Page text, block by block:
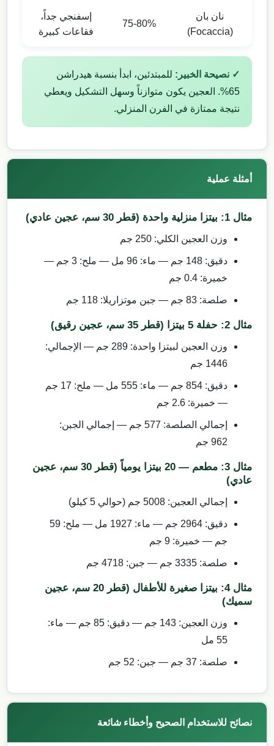
نان بان
(Focaccia)
75-80%
إسفنجي جداً،
فقاعات كبيرة
✓ نصيحة الخبير: للمبتدئين، ابدأ بنسبة هيدراشن
65%. العجين يكون متوازناً وسهل التشكيل ويعطي
نتيجة ممتازة في الفرن المنزلي.
أمثلة عملية
مثال 1: بيتزا منزلية واحدة (قطر 30 سم، عجين عادي)
وزن العجين الكلي: 250 جم
دقيق: 148 جم — ماء: 96 مل — ملح: 3 جم —
خميرة: 0.4 جم
صلصة: 83 جم — جبن موتزاريلا: 118 جم
مثال 2: حفلة 5 بيتزا (قطر 35 سم، عجين رقيق)
وزن العجين لبيتزا واحدة: 289 جم — الإجمالي:
1446 جم
دقيق: 854 جم — ماء: 555 مل — ملح: 17 جم
— خميرة: 2.6 جم
إجمالي الصلصة: 577 جم — إجمالي الجبن:
962 جم
مثال 3: مطعم — 20 بيتزا يومياً (قطر 30 سم، عجين
عادي)
إجمالي العجين: 5008 جم (حوالي 5 كيلو)
دقيق: 2964 جم — ماء: 1927 مل — ملح: 59
جم — خميرة: 9 جم
صلصة: 3335 جم — جبن: 4718 جم
مثال 4: بيتزا صغيرة للأطفال (قطر 20 سم، عجين
سميك)
وزن العجين: 143 جم — دقيق: 85 جم — ماء:
55 مل
صلصة: 37 جم — جبن: 52 جم
نصائح للاستخدام الصحيح وأخطاء شائعة